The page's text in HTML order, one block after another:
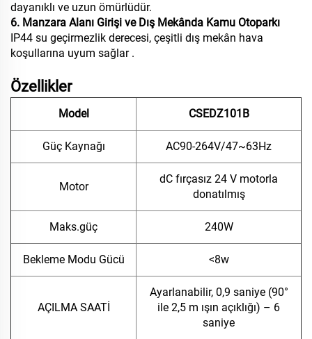
dayanıklı ve uzun ömürlüdür.
6. Manzara Alanı Girişi ve Dış Mekânda Kamu Otoparkı
IP44 su geçirmezlik derecesi, çeşitli dış mekân hava
koşullarına uyum sağlar .
Özellikler
Model CSEDZ101B
Güç Kaynağı AC90-264V/47~63Hz
Motor
dC fırçasız 24 V motorla
donatılmış
Maks.güç 240W
Bekleme Modu Gücü <8w
AÇILMA SAATİ
Ayarlanabilir, 0,9 saniye (90°
ile 2,5 m ışın açıklığı) – 6
saniye